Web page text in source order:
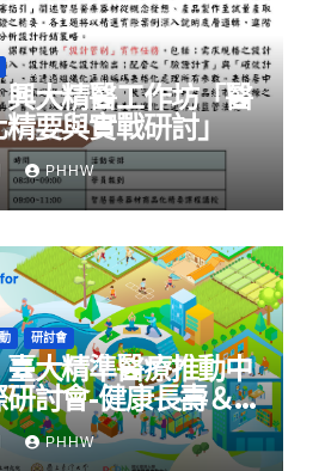
大精醫工作坊「醫
要與實戰研討」
PHHW
研討會
大精準醫療推動中
討會-健康長壽＆
PHHW